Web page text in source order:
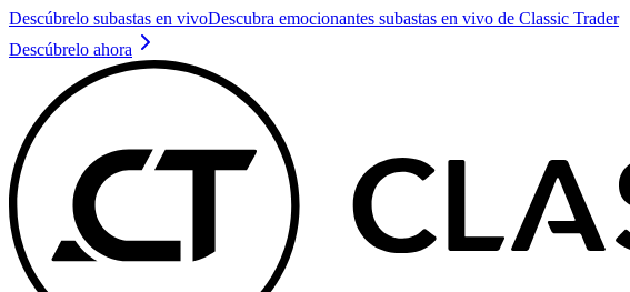
Descúbrelo subastas en vivoDescubra emocionantes subastas en vivo de Classic Trader
Descúbrelo ahora